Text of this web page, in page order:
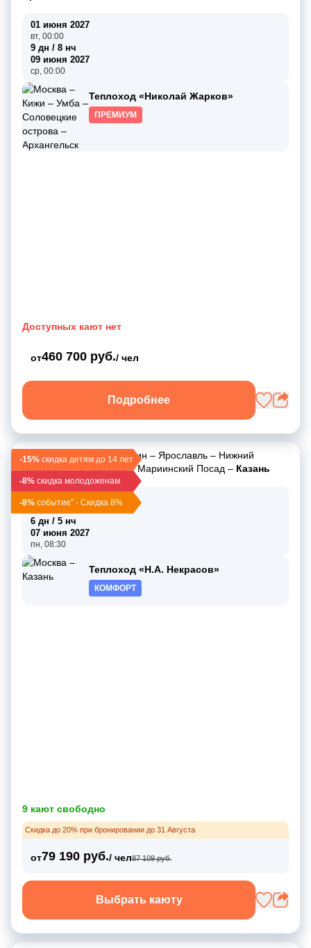
01 июня 2027
вт, 00:00
9 дн / 8 нч
09 июня 2027
ср, 00:00
Теплоход «Николай Жарков»
ПРЕМИУМ
Доступных кают нет
от460 700 руб./ чел
Подробнее
-15% скидка детям до 14 лет
-8% скидка молодоженам
-8% событие" - Скидка 8%
Москва –Углич–Мышкин – Ярославль – Нижний
Новгород–Чебоксары–Мариинский Посад – Казань
02 июня 2027
6 дн / 5 нч
07 июня 2027
пн, 08:30
Теплоход «Н.А. Некрасов»
КОМФОРТ
9 кают свободно
Скидка до 20% при бронировании до 31 Августа
от79 190 руб./ чел87 109 руб.
Выбрать каюту